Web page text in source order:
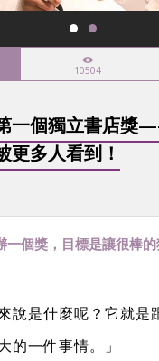
10504
一個獨立書店獎
更多人看到！
一個獎，目標是讓很棒
說是什麼呢？它就是
的一件事情。」